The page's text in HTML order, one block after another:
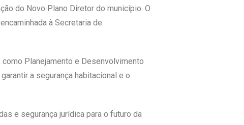
do Novo Plano Diretor do município. O
à Secretaria de
Planejamento e Desenvolvimento
a segurança habitacional e o
e segurança jurídica para o futuro da